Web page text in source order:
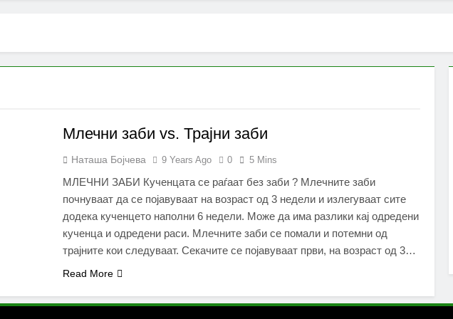
Млечни заби vs. Трајни заби
Наташа Бојчева 9 Years Ago 0 5 Mins
МЛЕЧНИ ЗАБИ Кученцата се раѓаат без заби ? Млечните заби
почнуваат да се појавуваат на возраст од 3 недели и излегуваат сите
додека кученцето наполни 6 недели. Може да има разлики кај одредени
кученца и одредени раси. Млечните заби се помали и потемни од
трајните кои следуваат. Секачите се појавуваат први, на возраст од 3…
Read More